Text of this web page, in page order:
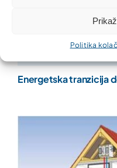
Politika
Energetska tranzicija